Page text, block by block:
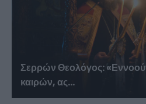
Σερρών Θεολόγος:
καιρών, ας...